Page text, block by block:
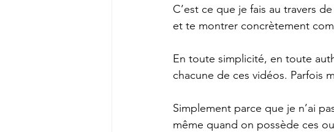
C’est ce que je fais au travers
et te montrer concrètement
En toute simplicité, en toute
chacune de ces vidéos. Parfois
Simplement parce que je n’ai
même quand on possède ces